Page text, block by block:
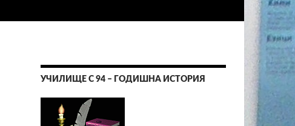
УЧИЛИЩЕ С 94 – ГОДИШНА ИСТОРИЯ